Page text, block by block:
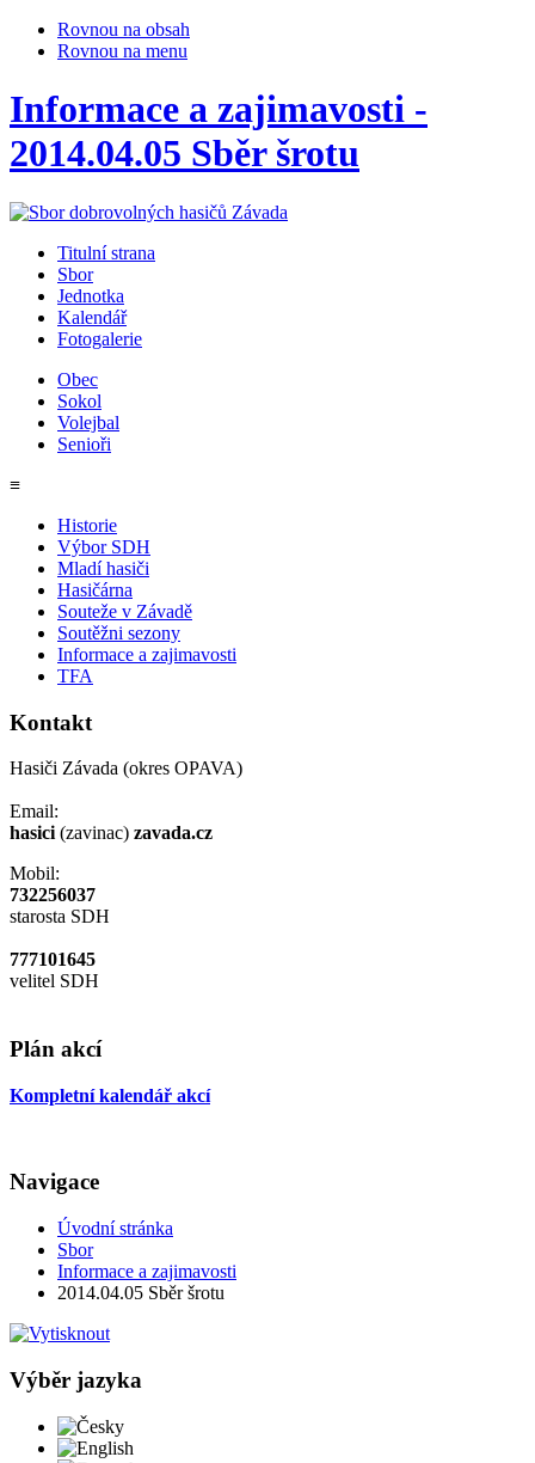
Rovnou na obsah
Rovnou na menu
Informace a zajimavosti -
2014.04.05 Sběr šrotu
Titulní strana
Sbor
Jednotka
Kalendář
Fotogalerie
Obec
Sokol
Volejbal
Senioři
≡
Historie
Výbor SDH
Mladí hasiči
Hasičárna
Souteže v Závadě
Soutěžni sezony
Informace a zajimavosti
TFA
Kontakt
Hasiči Závada (okres OPAVA)
Email:
hasici (zavinac) zavada.cz
Mobil:
732256037
starosta SDH
777101645
velitel SDH
Plán akcí
Kompletní kalendář akcí
Navigace
Úvodní stránka
Sbor
Informace a zajimavosti
2014.04.05 Sběr šrotu
Výběr jazyka
Česky